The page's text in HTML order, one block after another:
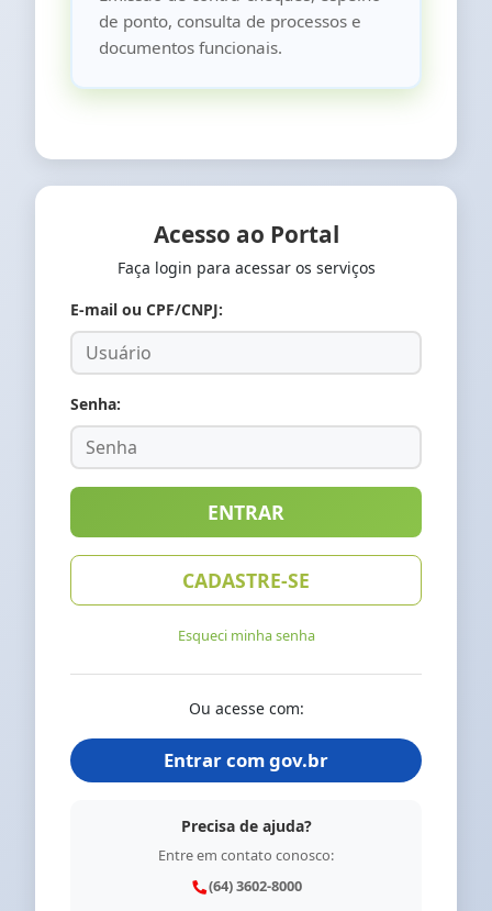
de ponto, consulta de processos e
documentos funcionais.
Acesso ao Portal
Faça login para acessar os serviços
E-mail ou CPF/CNPJ:
Senha:
ENTRAR
CADASTRE-SE
Esqueci minha senha
Ou acesse com:
Entrar comgov.br
Precisa de ajuda?
Entre em contato conosco:
(64) 3602-8000